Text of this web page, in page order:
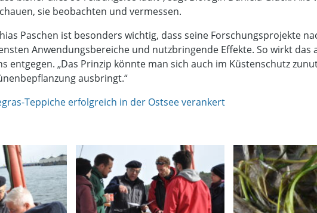
sie beobachten und vermessen.
Paschen ist besonders wichtig, dass seine Forschungsprojekte
Anwendungsbereiche und nutzbringende Effekte. So wirkt
entgegen. „Das Prinzip könnte man sich auch im Küstenschutz
ausbringt.“
Teppiche erfolgreich in der Ostsee verankert